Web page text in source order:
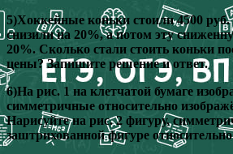
5)Хоккейные коньки стоили 4500
снизили на 20%, а потом эту
20%. Сколько стали стоить коньки
цены? Запишите решение и ответ.
6)На рис. 1 на клетчатой бумаге
симметричные относительно
Нарисуйте на рис. 2 фигуру,
заштрихованной фигуре